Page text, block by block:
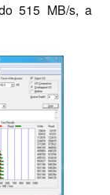
515 MB/s, a